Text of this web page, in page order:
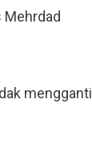
Mehrdad
mengganti